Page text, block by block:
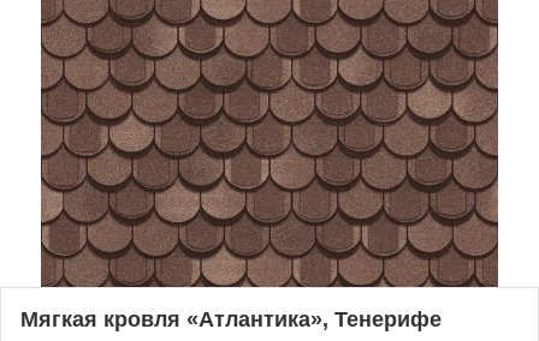
Мягкая кровля «Атлантика», Тенерифе